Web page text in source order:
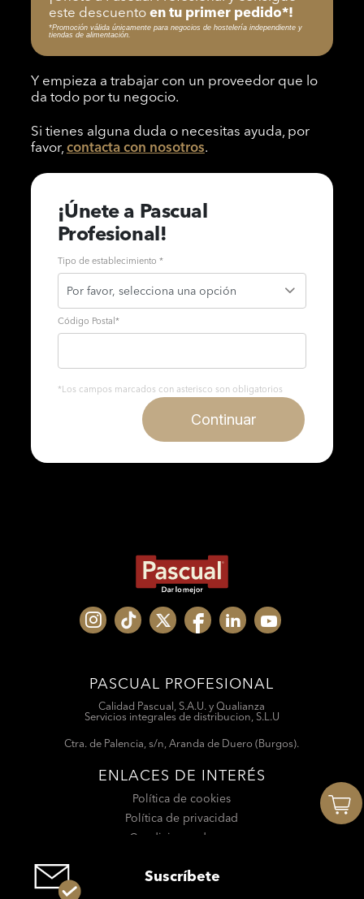
Suscríbete
este descuentoen tu primer pedido*!
*Promoción válida únicamente para negocios de hostelería independiente y
tiendas de alimentación.
Y empieza a trabajar con un proveedor que lo
da todo por tu negocio.
Si tienes alguna duda o necesitas ayuda, por
favor,contacta con nosotros.
¡Únete a Pascual
Profesional!
Tipo de establecimiento *
Código Postal *
*Los campos marcados con asterisco son obligatorios
Continuar
Suscríbete
PASCUAL PROFESIONAL
Calidad Pascual, S.A.U. y Qualianza
Servicios integrales de distribucion, S.L.U
Ctra. de Palencia, s/n, Aranda de Duero (Burgos).
ENLACES DE INTERÉS
Política de cookies
Política de privacidad
Condiciones de uso